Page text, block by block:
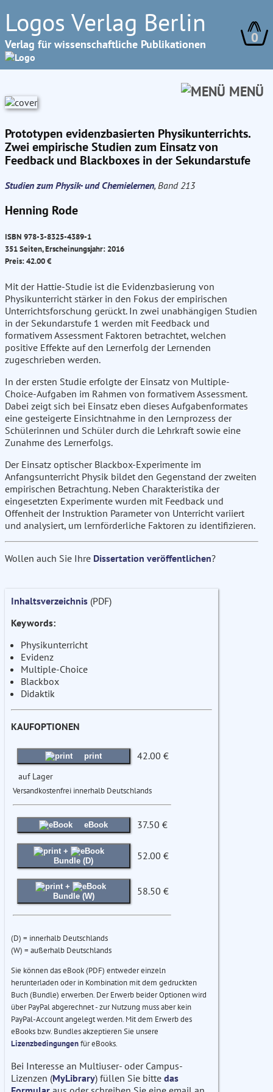
Logos Verlag Berlin
Verlag für wissenschaftliche Publikationen 0
MENÜ
Prototypen evidenzbasierten Physikunterrichts.
Zwei empirische Studien zum Einsatz von
Feedback und Blackboxes in der Sekundarstufe
Studien zum Physik- und Chemielernen, Band 213
Henning Rode
ISBN 978-3-8325-4389-1
351 Seiten, Erscheinungsjahr: 2016
Preis: 42.00 €
Mit der Hattie-Studie ist die Evidenzbasierung von
Physikunterricht stärker in den Fokus der empirischen
Unterrichtsforschung gerückt. In zwei unabhängigen Studien
in der Sekundarstufe 1 werden mit Feedback und
formativem Assessment Faktoren betrachtet, welchen
positive Effekte auf den Lernerfolg der Lernenden
zugeschrieben werden.
In der ersten Studie erfolgte der Einsatz von Multiple-
Choice-Aufgaben im Rahmen von formativem Assessment.
Dabei zeigt sich bei Einsatz eben dieses Aufgabenformates
eine gesteigerte Einsichtnahme in den Lernprozess der
Schülerinnen und Schüler durch die Lehrkraft sowie eine
Zunahme des Lernerfolgs.
Der Einsatz optischer Blackbox-Experimente im
Anfangsunterricht Physik bildet den Gegenstand der zweiten
empirischen Betrachtung. Neben Charakteristika der
eingesetzten Experimente wurden mit Feedback und
Offenheit der Instruktion Parameter von Unterricht variiert
und analysiert, um lernförderliche Faktoren zu identifizieren.
Wollen auch Sie Ihre Dissertation veröffentlichen?
Inhaltsverzeichnis (PDF)
Keywords:
Physikunterricht
Evidenz
Multiple-Choice
Blackbox
Didaktik
KAUFOPTIONEN
print 42.00 €
auf Lager
Versandkostenfrei innerhalb Deutschlands
eBook 37.50 €
+
Bundle (D)
52.00 €
+
Bundle (W)
58.50 €
(D) = innerhalb Deutschlands
(W) = außerhalb Deutschlands
Sie können das eBook (PDF) entweder einzeln
herunterladen oder in Kombination mit dem gedruckten
Buch (Bundle) erwerben. Der Erwerb beider Optionen wird
über PayPal abgerechnet - zur Nutzung muss aber kein
PayPal-Account angelegt werden. Mit dem Erwerb des
eBooks bzw. Bundles akzeptieren Sie unsere
Lizenzbedingungenfür eBooks.
Bei Interesse an Multiuser- oder Campus-
Lizenzen (MyLibrary) füllen Sie bitte das